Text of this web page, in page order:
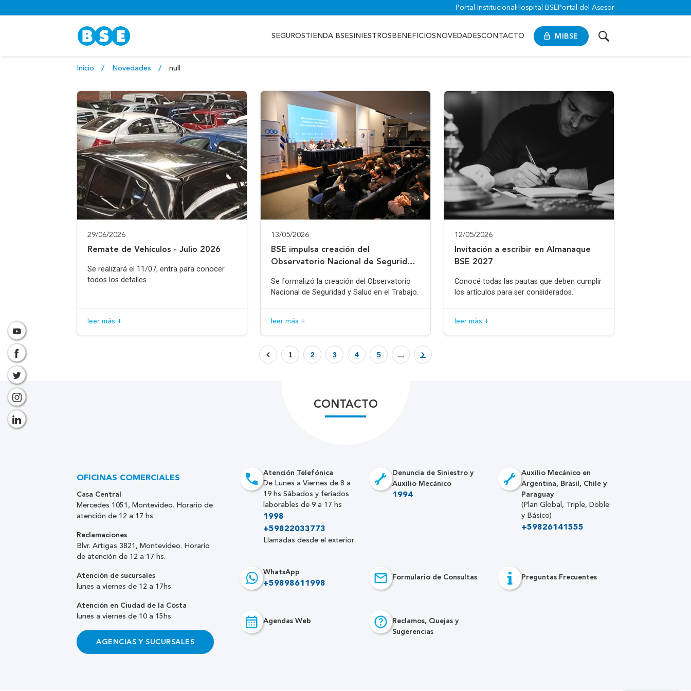
Portal Institucional Hospital BSE Portal del Asesor
MIBSE
SEGUROSTIENDA BSESINIESTROS BENEFICIOS NOVEDADESCONTACTO
Inicio Novedades null
29/06/2026
Remate de Vehículos - Julio 2026
Se realizará el 11/07, entra para conocer
todos los detalles.
leer más +
13/05/2026
BSE impulsa creación del
Observatorio Nacional de Seguridad
Se formalizó la creación del Observatorio
Nacional de Seguridad y Salud en el Trabajo.
leer más +
12/05/2026
Invitación a escribir en Almanaque
BSE 2027
Conocé todas las pautas que deben cumplir
los artículos para ser considerados.
leer más +
1 2 3 4 5 ...
CONTACTO
Atención Telefónica
De Lunes a Viernes de 8 a
19 hs Sábados y feriados
laborables de 9 a 17 hs
1998
+59822033773
Llamadas desde el exterior
Denuncia de Siniestro y
Auxilio Mecánico
1994
Auxilio Mecánico en
Argentina, Brasil, Chile y
Paraguay
(Plan Global, Triple, Doble
y Básico)
+59826141555
WhatsApp
+59898611998
Formulario de Consultas Preguntas Frecuentes
Agendas Web
Reclamos, Quejas y
Sugerencias
OFICINAS COMERCIALES
Casa Central
Mercedes 1051, Montevideo. Horario de
atención de 12 a 17 hs
Reclamaciones
Blvr. Artigas 3821, Montevideo. Horario
de atención de 12 a 17 hs.
Atención de sucursales
lunes a viernes de 12 a 17hs
Atención en Ciudad de la Costa
lunes a viernes de 10 a 15hs
AGENCIAS Y SUCURSALES